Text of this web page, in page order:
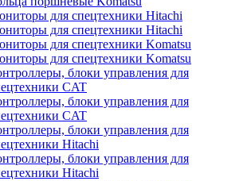
для спецтехники Hitachi
для спецтехники Hitachi
для спецтехники Komatsu
для спецтехники Komatsu
блоки управления для
CAT
блоки управления для
CAT
блоки управления для
Hitachi
блоки управления для
Hitachi